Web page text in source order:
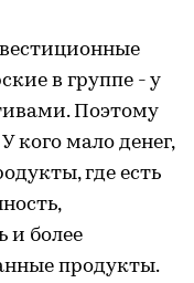
в группе - у
Поэтому
кого мало денег,
где есть
и более
продукты.